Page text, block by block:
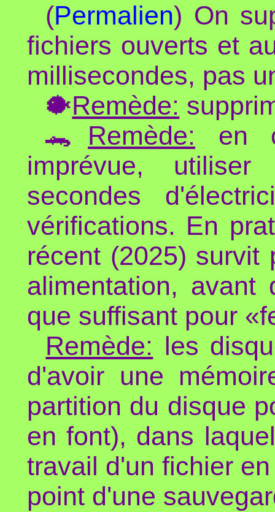
(Permalien) On
fichiers ouverts et
millisecondes, pas
🐡Remède:
🐊 Remède: en
imprévue,
secondes
vérifications. En
récent (2025) survit
alimentation,
que suffisant pour
Remède: les
d'avoir une
partition du disque
en font), dans
travail d'un fichier
point d'une